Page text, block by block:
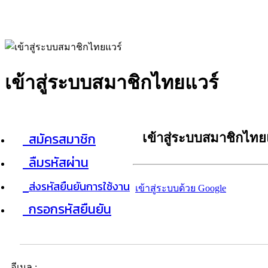
เข้าสู่ระบบสมาชิกไทยแวร์
สมัครสมาชิก
ลืมรหัสผ่าน
ส่งรหัสยืนยันการใช้งาน
กรอกรหัสยืนยัน
เข้าสู่ระบบสมาชิกไท
เข้าสู่ระบบด้วย Google